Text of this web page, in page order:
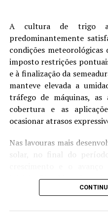
São Paulo, os dias têm sido
amplitude térmica entre
RELATED TOPICS:
UP NEXT
Análise Mensal do
DON'T MISS
Análise Mensal do
A cultura de trigo
predominantemente
condições meteorológicas
imposto restrições
e à finalização da
manteve elevada a
tráfego de máquinas, as
cobertura e as
ocasionar atrasos
Nas lavouras mais
solar, no final do
iniciais (3%). Já as áreas
(97%) estão em